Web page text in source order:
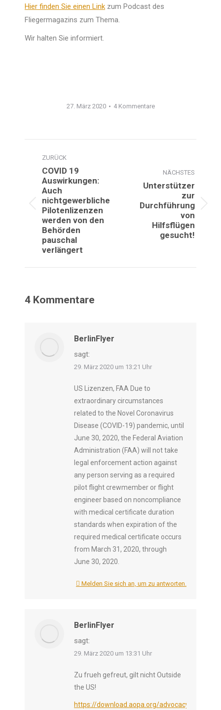
Hier finden Sie einen Link zum Podcast des
Fliegermagazins zum Thema.
Wir halten Sie informiert.
27. März 2020 4 Kommentare
Kommentarnavigation
ZURÜCK
Vorheriger
Beitrag:
COVID 19
Auswirkungen:
Auch
nichtgewerbliche
Pilotenlizenzen
werden von den
Behörden
pauschal
verlängert
NÄCHSTES
Nächster
Beitrag:
Unterstützer
zur
Durchführung
von
Hilfsflügen
gesucht!
4 Kommentare
BerlinFlyer
sagt:
29. März 2020 um 13:21 Uhr
US Lizenzen, FAA Due to
extraordinary circumstances
related to the Novel Coronavirus
Disease (COVID-19) pandemic, until
June 30, 2020, the Federal Aviation
Administration (FAA) will not take
legal enforcement action against
any person serving as a required
pilot flight crewmember or flight
engineer based on noncompliance
with medical certificate duration
standards when expiration of the
required medical certificate occurs
from March 31, 2020, through
June 30, 2020.
Melden Sie sich an, um zu antworten.
BerlinFlyer
sagt:
29. März 2020 um 13:31 Uhr
Zu frueh gefreut, gilt nicht Outside
the US!
https://download.aopa.org/advocacy/2020/